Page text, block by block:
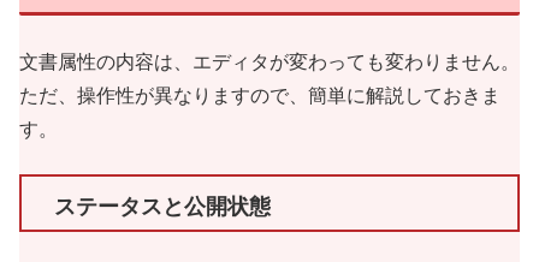
文書属性の内容は、エディタが変わっても変わりません。
ただ、操作性が異なりますので、簡単に解説しておきま
す。
ステータスと公開状態